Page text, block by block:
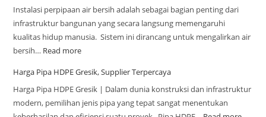
Instalasi perpipaan air bersih adalah sebagai bagian penting dari
infrastruktur bangunan yang secara langsung memengaruhi
kualitas hidup manusia. Sistem ini dirancang untuk mengalirkan air
bersih… Read more
Harga Pipa HDPE Gresik, Supplier Terpercaya
Harga Pipa HDPE Gresik | Dalam dunia konstruksi dan infrastruktur
modern, pemilihan jenis pipa yang tepat sangat menentukan